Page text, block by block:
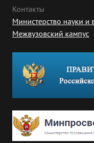
Контакты
Министерство науки и
Межвузовский кампус